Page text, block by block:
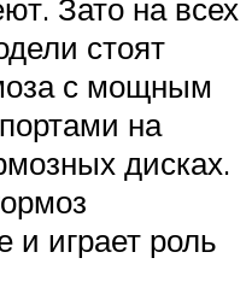
Зато на всех
стоят
с мощным
на
дисках.
и играет роль